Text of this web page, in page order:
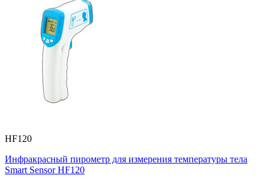
HF120
Инфракрасный пирометр для измерения температуры тела
Smart Sensor НF120